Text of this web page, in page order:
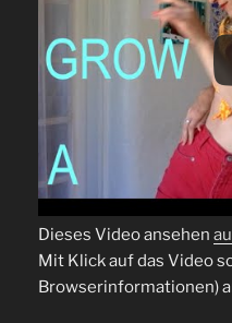
Dieses Video ansehen
Mit Klick auf das Video
Browserinformationen)